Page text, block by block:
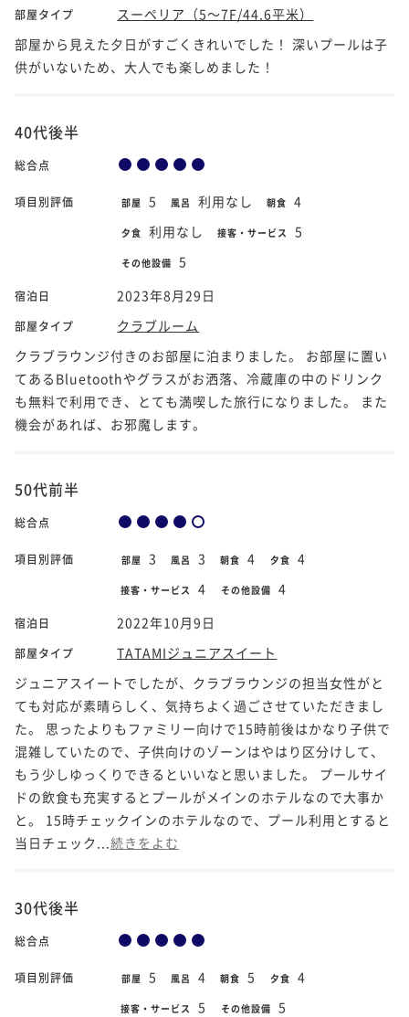
部屋タイプ
スーペリア（5～7F/44.6平米）
部屋から見えた夕日がすごくきれいでした！ 深いプールは子
供がいないため、大人でも楽しめました！
40代後半
総合点
項目別評価 部屋 5 風呂 利用なし 朝食 4
夕食 利用なし 接客・サービス 5
その他設備 5
宿泊日 2023年8月29日
部屋タイプ
クラブルーム
クラブラウンジ付きのお部屋に泊まりました。 お部屋に置い
てあるBluetoothやグラスがお洒落、冷蔵庫の中のドリンク
も無料で利用でき、とても満喫した旅行になりました。 また
機会があれば、お邪魔します。
50代前半
総合点
項目別評価 部屋 3 風呂 3 朝食 4 夕食 4
接客・サービス 4 その他設備 4
宿泊日 2022年10月9日
部屋タイプ
TATAMIジュニアスイート
ジュニアスイートでしたが、クラブラウンジの担当女性がと
ても対応が素晴らしく、気持ちよく過ごさせていただきまし
た。 思ったよりもファミリー向けで15時前後はかなり子供で
混雑していたので、子供向けのゾーンはやはり区分けして、
もう少しゆっくりできるといいなと思いました。 プールサイ
ドの飲食も充実するとプールがメインのホテルなので大事か
と。 15時チェックインのホテルなので、プール利用とすると
当日チェック... 続きをよむ
30代後半
総合点
項目別評価 部屋 5 風呂 4 朝食 5 夕食 4
接客・サービス 5 その他設備 5